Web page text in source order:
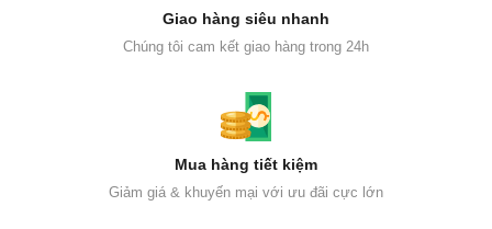
Giao hàng siêu nhanh
Chúng tôi cam kết giao hàng trong 24h
Mua hàng tiết kiệm
Giảm giá & khuyến mại với ưu đãi cực lớn